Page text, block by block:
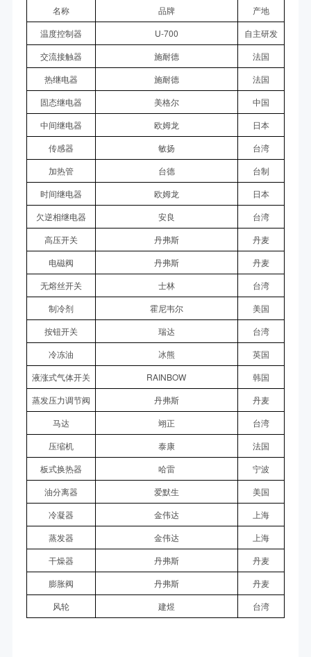
名称 品牌
产地
温度控制器
U-700
自主研发
交流接触器
施耐德
法国
热继电器
施耐德
法国
固态继电器
美格尔
中国
中间继电器
欧姆龙
日本
传感器
敏扬
台湾
加热管
台德
台制
时间继电器
欧姆龙
日本
欠逆相继电器
安良
台湾
高压开关
丹弗斯
丹麦
电磁阀
丹弗斯
丹麦
无熔丝开关
士林
台湾
制冷剂
霍尼韦尔
美国
按钮开关
瑞达
台湾
冷冻油
冰熊
英国
液涨式气体开关
RAINBOW
韩国
蒸发压力调节阀
丹弗斯
丹麦
马达
翊正
台湾
压缩机
泰康
法国
板式换热器
哈雷
宁波
油分离器
爱默生
美国
冷凝器
金伟达
上海
蒸发器
金伟达
上海
干燥器
丹弗斯
丹麦
膨胀阀
丹弗斯
丹麦
风轮
建煜 台湾